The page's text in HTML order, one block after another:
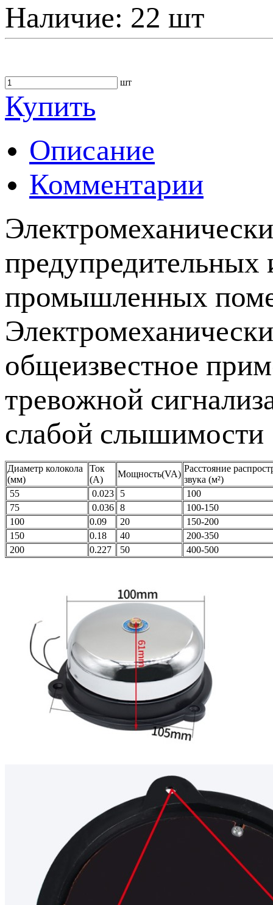
Наличие: 22 шт
шт
Купить
Описание
Комментарии
предупредительных
промышленных
общеизвестное
тревожной
слабой слышимости
Диаметр колокола
(мм)
Ток
(А)
Мощность(VA)
Расстояние
звука (м²)
55
0.023 5
100
75
0.036 8
100-150
100
0.09 20
150-200
150
0.18 40
200-350
200
0.227 50 400-500